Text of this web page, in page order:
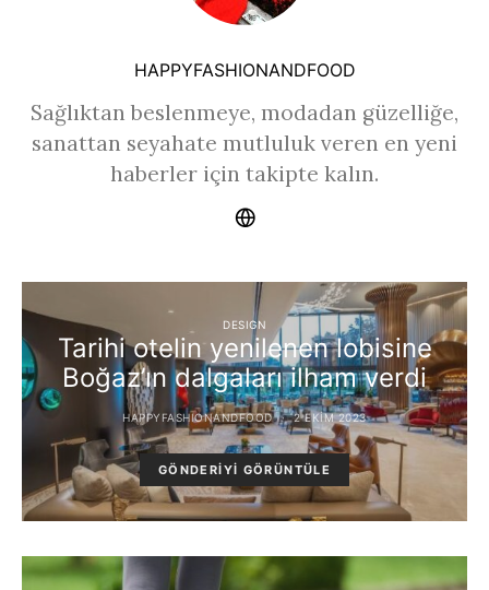
HAPPYFASHIONANDFOOD
Sağlıktan beslenmeye, modadan güzelliğe,
sanattan seyahate mutluluk veren en yeni
haberler için takipte kalın.
DESIGN
Tarihi otelin yenilenen lobisine
Boğaz’ın dalgaları ilham verdi
HAPPYFASHIONANDFOOD 2 EKIM 2023
GÖNDERIYI GÖRÜNTÜLE